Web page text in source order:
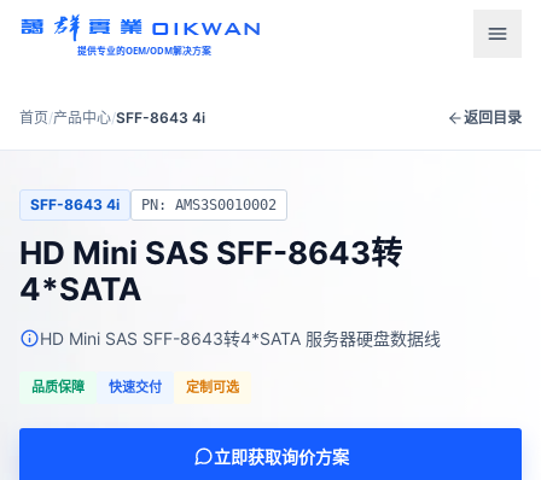
OIKWAN
提供专业的OEM/ODM解决方案
首页
关于我们
首页/产品中心/SFF-8643 4i 返回目录
SFF-8643 4i PN: AMS3S0010002
HD Mini SAS SFF-8643转
4*SATA
HD Mini SAS SFF-8643转4*SATA 服务器硬盘数据线
品质保障 快速交付 定制可选
立即获取询价方案